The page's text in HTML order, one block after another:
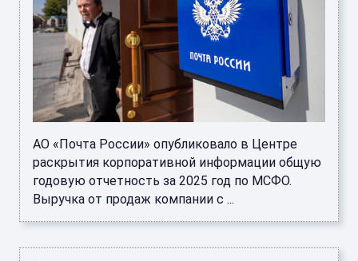
АО «Почта России» опубликовало в Центре
раскрытия корпоративной информации общую
годовую отчетность за 2025 год по МСФО.
Выручка от продаж компании с ...